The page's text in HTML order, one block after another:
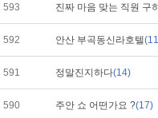
593 진짜 마음 맞는 직원 구
592 안산 부곡동신라호텔
591 정말진지하다(14)
590 주안 쇼 어떤가요 ?(17)